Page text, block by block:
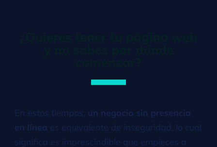
En estos tiempos, un negocio sin presencia
en línea es equivalente de inseguridad, lo cual
significa es imprescindible que empieces a